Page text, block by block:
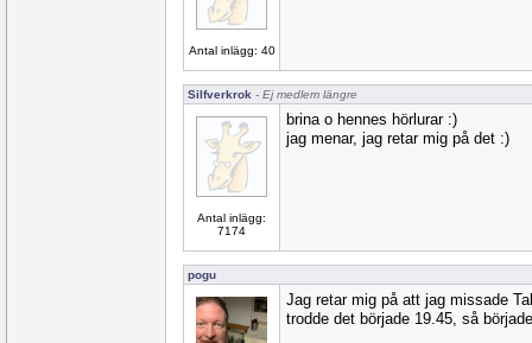
Antal inlägg: 40
Silfverkrok - Ej medlem längre
Antal inlägg:
7174
brina o hennes hörlurar :)
jag menar, jag retar mig på det :)
pogu
Jag retar mig på att jag missade
trodde det började 19.45, så